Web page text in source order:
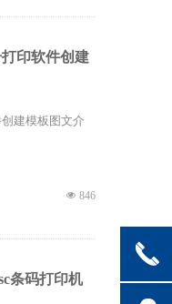
印软件创建
建模板图文介
넶 846
条码打印机
끅